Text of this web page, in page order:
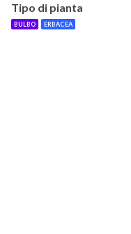
Tipo di pianta
BULBO ERBACEA